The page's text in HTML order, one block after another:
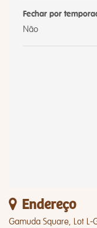
Fechar por
Não
Endereço
Gamuda Square, Lot L-